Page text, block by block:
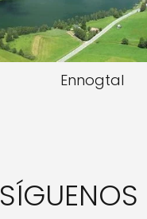
Ennogtal
SÍGUENOS